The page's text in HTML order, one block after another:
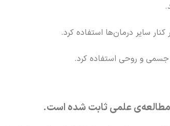
سایر درمان‌ها استفاده کرد.
و روحی استفاده کرد.
علمی ثابت شده است.